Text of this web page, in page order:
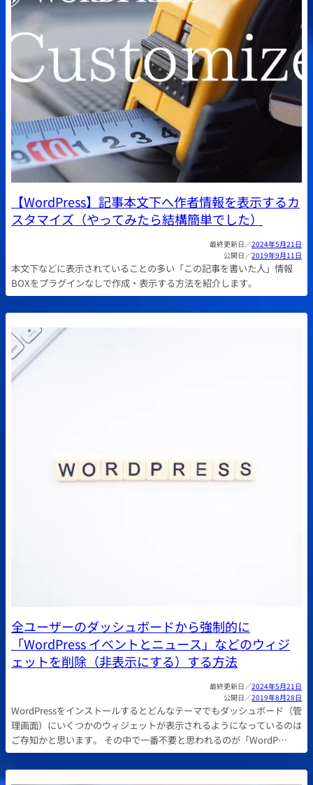
【WordPress】記事本文下へ作者情報を表示するカ
スタマイズ（やってみたら結構簡単でした）
2024年5月21日
2019年9月11日
本文下などに表示されていることの多い「この記事を書いた人」情報
BOXをプラグインなしで作成・表示する方法を紹介します。
全ユーザーのダッシュボードから強制的に
「WordPress イベントとニュース」などのウィジ
ェットを削除（非表示にする）する方法
2024年5月21日
2019年8月28日
WordPressをインストールするとどんなテーマでもダッシュボード（管
理画面）にいくつかのウィジェットが表示されるようになっているのは
ご存知かと思います。 その中で一番不要と思われるのが「WordP…